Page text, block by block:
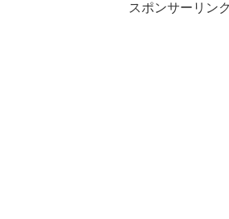
スポンサーリンク